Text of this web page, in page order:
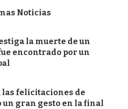
Noticias
la muerte de un
encontrado por un
felicitaciones de
un gran gesto en la final